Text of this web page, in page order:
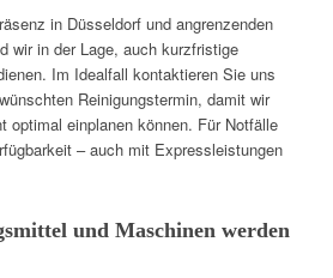
in Düsseldorf und angrenzenden
wir in der Lage, auch kurzfristige
Im Idealfall kontaktieren Sie uns
Reinigungstermin, damit wir
optimal einplanen können. Für Notfälle
– auch mit Expressleistungen
und Maschinen werden